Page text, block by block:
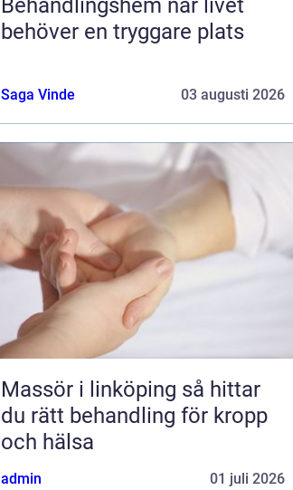
behöver en tryggare plats
Saga Vinde 03 augusti 2026
Massör i linköping så hittar
du rätt behandling för kropp
och hälsa
admin 01 juli 2026